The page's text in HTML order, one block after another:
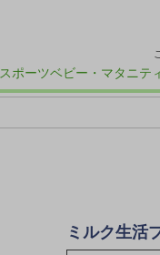
スポーツベビー・マタニテ
ミルク生活